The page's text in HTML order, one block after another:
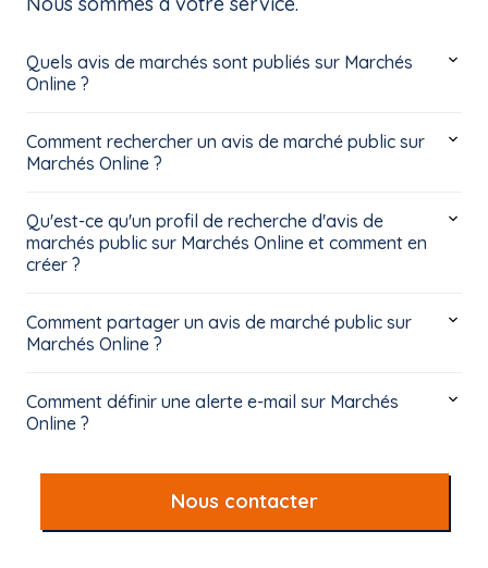
Quels avis de marchés sont publiés sur Marchés
Online ?
Comment rechercher un avis de marché public sur
Marchés Online ?
Qu'est-ce qu'un profil de recherche d'avis de
marchés public sur Marchés Online et comment en
créer ?
Comment partager un avis de marché public sur
Marchés Online ?
Comment définir une alerte e-mail sur Marchés
Online ?
Nous contacter